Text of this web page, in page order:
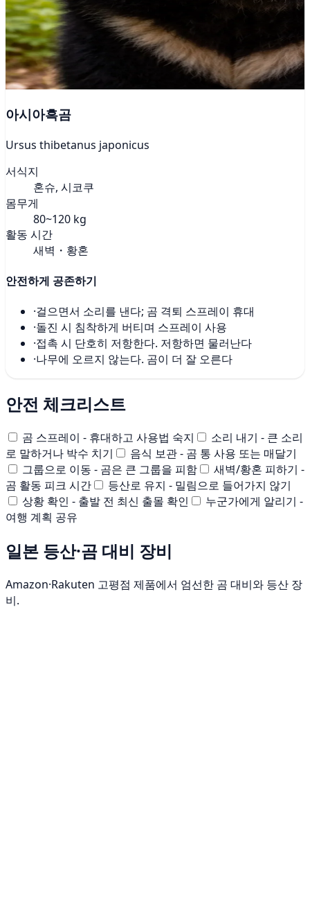
아시아흑곰
Ursus thibetanus japonicus
서식지
혼슈, 시코쿠
몸무게
80~120 kg
활동 시간
새벽・황혼
안전하게 공존하기
·걸으면서 소리를 낸다; 곰 격퇴 스프레이 휴대
·돌진 시 침착하게 버티며 스프레이 사용
·접촉 시 단호히 저항한다. 저항하면 물러난다
·나무에 오르지 않는다. 곰이 더 잘 오른다
안전 체크리스트
곰 스프레이 - 휴대하고 사용법 숙지
소리 내기 - 큰 소리
로 말하거나 박수 치기
음식 보관 - 곰 통 사용 또는 매달기
그룹으로 이동 - 곰은 큰 그룹을 피함
새벽/황혼 피하기 -
곰 활동 피크 시간
등산로 유지 - 밀림으로 들어가지 않기
상황 확인 - 출발 전 최신 출몰 확인
누군가에게 알리기 -
여행 계획 공유
일본 등산·곰 대비 장비
Amazon·Rakuten 고평점 제품에서 엄선한 곰 대비와 등산 장
비.